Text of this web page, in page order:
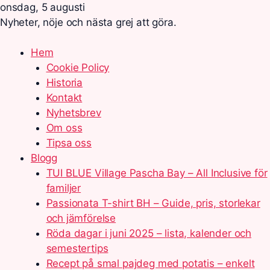
onsdag, 5 augusti
Nyheter, nöje och nästa grej att göra.
Hem
Cookie Policy
Historia
Kontakt
Nyhetsbrev
Om oss
Tipsa oss
Blogg
TUI BLUE Village Pascha Bay – All Inclusive för
familjer
Passionata T-shirt BH – Guide, pris, storlekar
och jämförelse
Röda dagar i juni 2025 – lista, kalender och
semestertips
Recept på smal pajdeg med potatis – enkelt